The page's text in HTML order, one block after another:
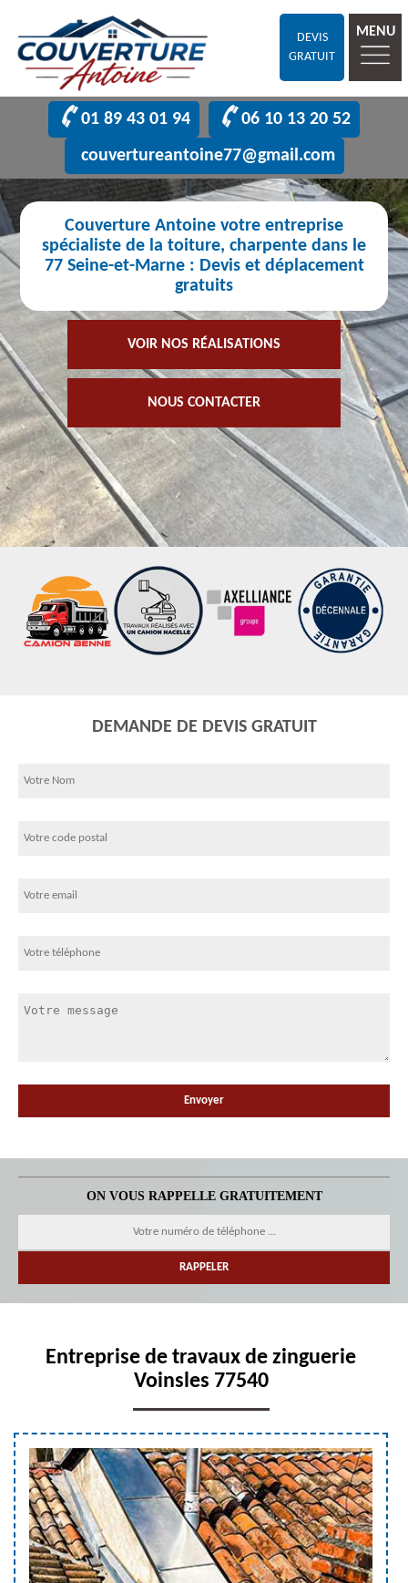
DEVIS
GRATUIT
MENU
01 89 43 01 94
06 10 13 20 52
couvertureantoine77@gmail.com
Couverture Antoine votre entreprise
spécialiste de la toiture, charpente dans le
77 Seine-et-Marne : Devis et déplacement
gratuits
VOIR NOS RÉALISATIONS
NOUS CONTACTER
DEMANDE DE DEVIS GRATUIT
ON VOUS RAPPELLE GRATUITEMENT
Entreprise de travaux de zinguerie
Voinsles 77540